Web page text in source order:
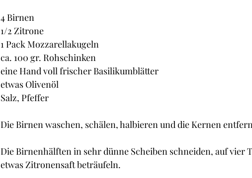
4 Birnen
1/2 Zitrone
1 Pack Mozzarellakugeln
ca. 100 gr. Rohschinken
eine Hand voll frischer Basilikumblätter
etwas Olivenöl
Salz, Pfeffer
Die Birnen waschen, schälen, halbieren und die Kernen
Die Birnenhälften in sehr dünne Scheiben schneiden, auf vier
etwas Zitronensaft beträufeln.